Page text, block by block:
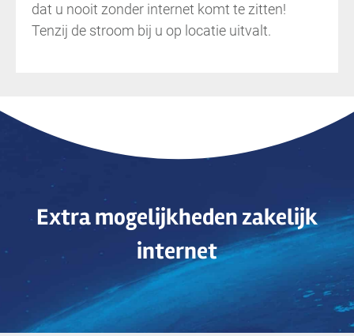
dat u nooit zonder internet komt te zitten!
Tenzij de stroom bij u op locatie uitvalt.
Extra mogelijkheden zakelijk
internet